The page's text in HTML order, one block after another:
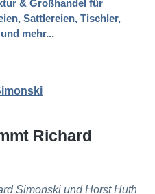
& Großhandel für
Sattlereien, Tischler,
mehr...
Richard
Simonski und Horst Huth